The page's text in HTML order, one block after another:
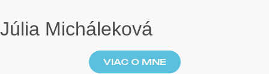
Júlia Micháleková
VIAC O MNE